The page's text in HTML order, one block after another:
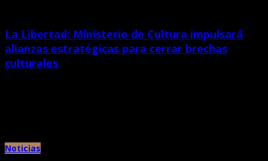
La Libertad: Ministerio de Cultura impulsará
alianzas estratégicas para cerrar brechas
culturales
Noticias